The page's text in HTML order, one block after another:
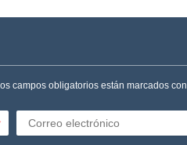
campos obligatorios están marcados con
Correo electrónico